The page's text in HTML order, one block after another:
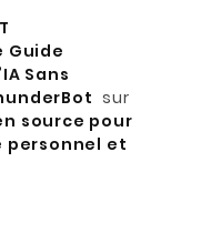
Guide
Sans
sur
source pour
personnel et